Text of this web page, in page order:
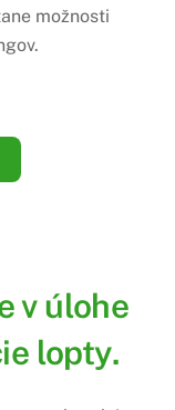
možnosti
v úlohe
lopty.